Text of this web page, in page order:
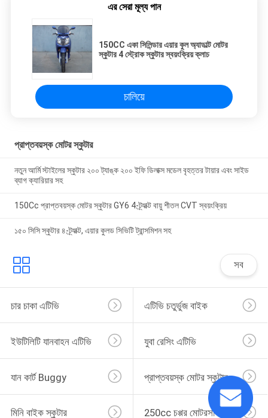
এর সেরা মূল্য পান
150CC একা সিলিন্ডার এয়ার কুল অ্যাডাল্ট মোটর
স্কুটার 4 স্ট্রোক স্কুটার স্বয়ংক্রিয় ক্লাচ
চালিয়ে
প্রাপ্তবয়স্ক মোটর স্কুটার
নতুন আর্মি স্টাইলের স্কুটার ২০০ ট্যাঙ্ক ২০০ ইফি ডিলাক্স মডেল বৃহত্তর টায়ার এবং সাইড
ব্যাগ ক্যারিয়ার সহ
150Cc প্রাপ্তবয়স্ক মোটর স্কুটার GY6 4-ট্র্যাক্ট বায়ু শীতল CVT স্বয়ংক্রিয়
১৫০ সিসি স্কুটার ৪-ট্র্যাক্ট, এয়ার কুলড সিভিটি ট্রান্সমিশন সহ
সব
চার চাকা এটিভি এটিভি চতুর্ভুজ বাইক
ইউটিলিটি যানবাহন এটিভি যুবা রেসিং এটিভি
যান কার্ট Buggy প্রাপ্তবয়স্ক মোটর স্কুটার
মিনি বাইক স্কুটার 250cc চপ্পর মোটরসাইকেল